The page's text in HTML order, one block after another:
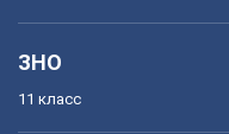
ЗНО
11 класс